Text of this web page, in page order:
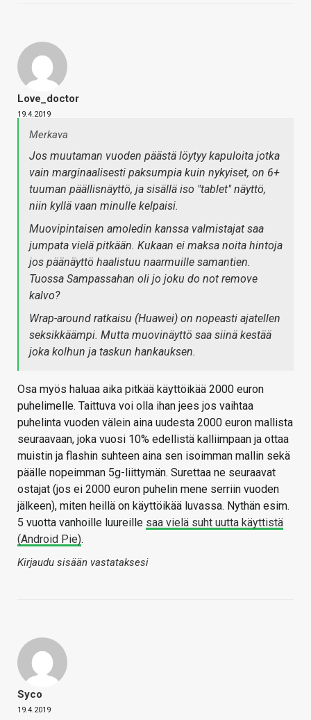
Love_doctor
19.4.2019
Merkava
Jos muutaman vuoden päästä löytyy kapuloita jotka
vain marginaalisesti paksumpia kuin nykyiset, on 6+
tuuman päällisnäyttö, ja sisällä iso "tablet" näyttö,
niin kyllä vaan minulle kelpaisi.
Muovipintaisen amoledin kanssa valmistajat saa
jumpata vielä pitkään. Kukaan ei maksa noita hintoja
jos päänäyttö haalistuu naarmuille samantien.
Tuossa Sampassahan oli jo joku do not remove
kalvo?
Wrap-around ratkaisu (Huawei) on nopeasti ajatellen
seksikkäämpi. Mutta muovinäyttö saa siinä kestää
joka kolhun ja taskun hankauksen.
Osa myös haluaa aika pitkää käyttöikää 2000 euron
puhelimelle. Taittuva voi olla ihan jees jos vaihtaa
puhelinta vuoden välein aina uudesta 2000 euron mallista
seuraavaan, joka vuosi 10% edellistä kalliimpaan ja ottaa
muistin ja flashin suhteen aina sen isoimman mallin sekä
päälle nopeimman 5g-liittymän. Surettaa ne seuraavat
ostajat (jos ei 2000 euron puhelin mene serriin vuoden
jälkeen), miten heillä on käyttöikää luvassa. Nythän esim.
5 vuotta vanhoille luureille saa vielä suht uutta käyttistä
(Android Pie).
Kirjaudu sisään vastataksesi
Syco
19.4.2019